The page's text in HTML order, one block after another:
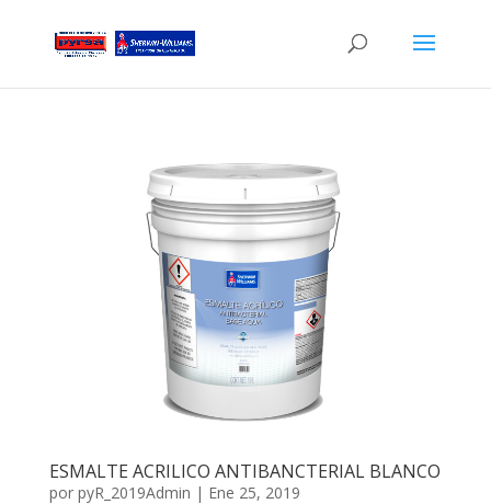
ESMALTE ACRILICO ANTIBANCTERIAL BLANCO
por pyR_2019Admin | Ene 25, 2019